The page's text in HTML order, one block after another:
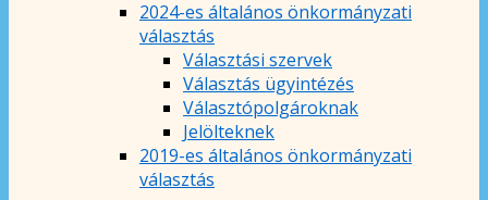
2024-es általános önkormányzati
választás
Választási szervek
Választás ügyintézés
Választópolgároknak
Jelölteknek
2019-es általános önkormányzati
választás